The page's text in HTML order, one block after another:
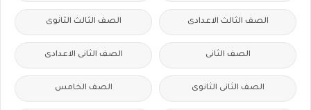
الصف الثالث الاعدادى الصف الثالث الثانوى
الصف الثانى الصف الثانى الاعدادى
الصف الثانى الثانوى الصف الخامس